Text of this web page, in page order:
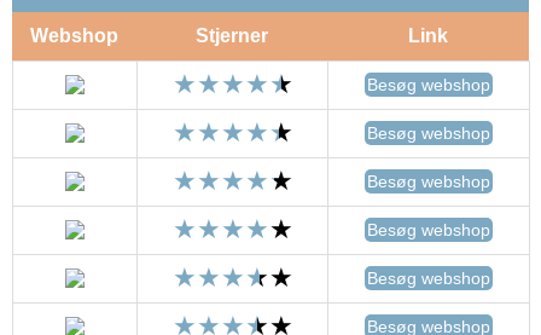
Webshop Stjerner Link
Besøg webshop
Besøg webshop
Besøg webshop
Besøg webshop
Besøg webshop
Besøg webshop